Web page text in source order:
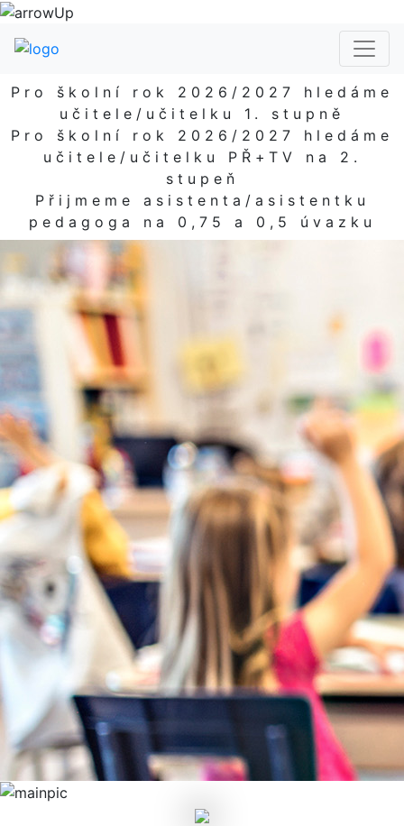
Pro školní rok 2026/2027 hledáme
učitele/učitelku 1. stupně
Pro školní rok 2026/2027 hledáme
učitele/učitelku PŘ+TV na 2.
stupeň
Přijmeme asistenta/asistentku
pedagoga na 0,75 a 0,5 úvazku